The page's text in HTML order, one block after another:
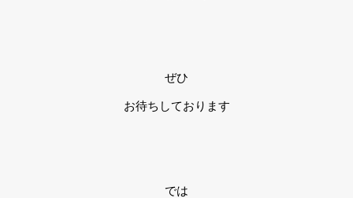
ぜひ
お待ちしております
では